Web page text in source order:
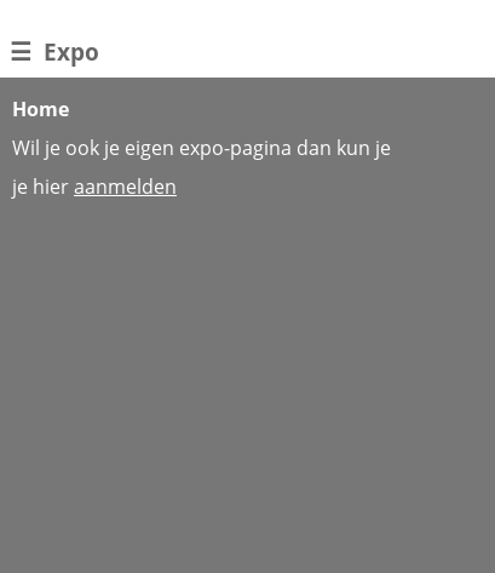
☰ Expo
Home
Wil je ook je eigen expo-pagina dan kun je
je hieraanmelden